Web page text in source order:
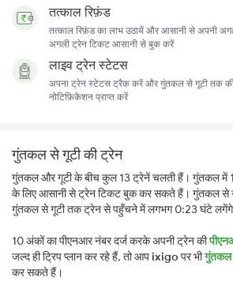
तत्काल रिफ़ंड
तत्काल रिफ़ंड का लाभ उठायें और आसानी से अपनी
अगली ट्रेन टिकट आसानी से बुक करें
लाइव ट्रेन स्टेटस
अपना ट्रेन स्टेटस ट्रैक करें और गुंतकल से गूटी तक की
नोटिफ़िकेशन प्राप्त करें
गुंतकल से गूटी की ट्रेन
गुंतकल और गूटी के बीच कुल 13 ट्रेनें चलती हैं। गुंतकल में
के लिए आसानी से ट्रेन टिकट बुक कर सकते हैं। गुंतकल से
गुंतकल से गूटी तक ट्रेन से पहुँचने में लगभग 0:23 घंटे
10 अंकों का पीएनआर नंबर दर्ज करके अपनी ट्रेन की
जल्द ही ट्रिप प्लान कर रहे हैं, तो आपixigoपर भीगुंतकल
कर सकते हैं।